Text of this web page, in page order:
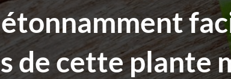
de cette plante